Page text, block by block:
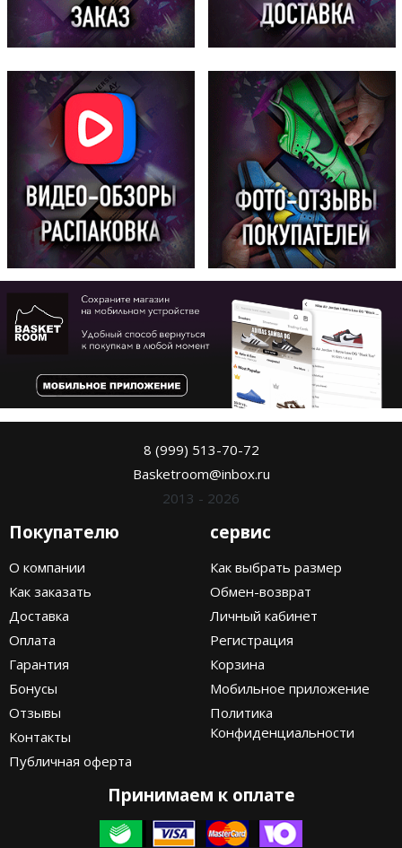
8 (999) 513-70-72
Basketroom@inbox.ru
2013 - 2026
Покупателю
О компании
Как заказать
Доставка
Оплата
Гарантия
Бонусы
Отзывы
Контакты
Публичная оферта
сервис
Как выбрать размер
Обмен-возврат
Личный кабинет
Регистрация
Корзина
Мобильное приложение
Политика
Конфиденциальности
Принимаем к оплате